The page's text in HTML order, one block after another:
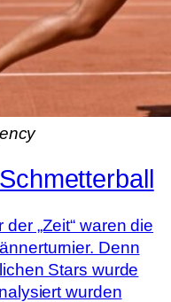
„Zeit“ waren die
Denn
Stars wurde
wurden